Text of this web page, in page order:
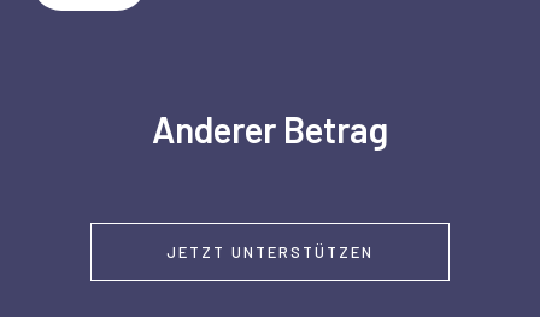
Anderer Betrag
JETZT UNTERSTÜTZEN